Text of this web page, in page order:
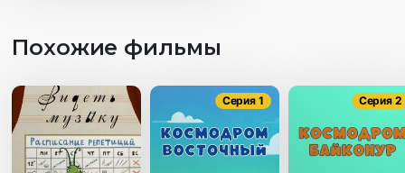
Похожие фильмы
Серия 1 Серия 2